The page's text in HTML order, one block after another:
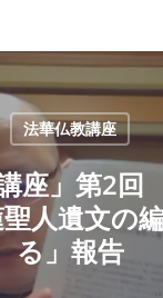
法華仏教講座
講座」第2
人遺文の
る」報告